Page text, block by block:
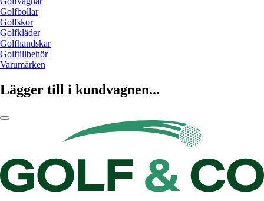
Golfbollar
Golfskor
Golfkläder
Golfhandskar
Golftillbehör
Varumärken
Lägger till i kundvagnen...